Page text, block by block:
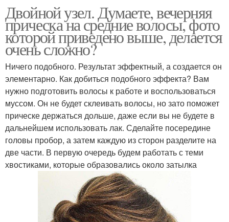
Двойной узел. Думаете, вечерняя
прическа на средние волосы, фото
которой приведено выше, делается
очень сложно?
Ничего подобного. Результат эффектный, а создается он
элементарно. Как добиться подобного эффекта? Вам
нужно подготовить волосы к работе и воспользоваться
муссом. Он не будет склеивать волосы, но зато поможет
прическе держаться дольше, даже если вы не будете в
дальнейшем использовать лак. Сделайте посередине
головы пробор, а затем каждую из сторон разделите на
две части. В первую очередь будем работать с теми
хвостиками, которые образовались около затылка